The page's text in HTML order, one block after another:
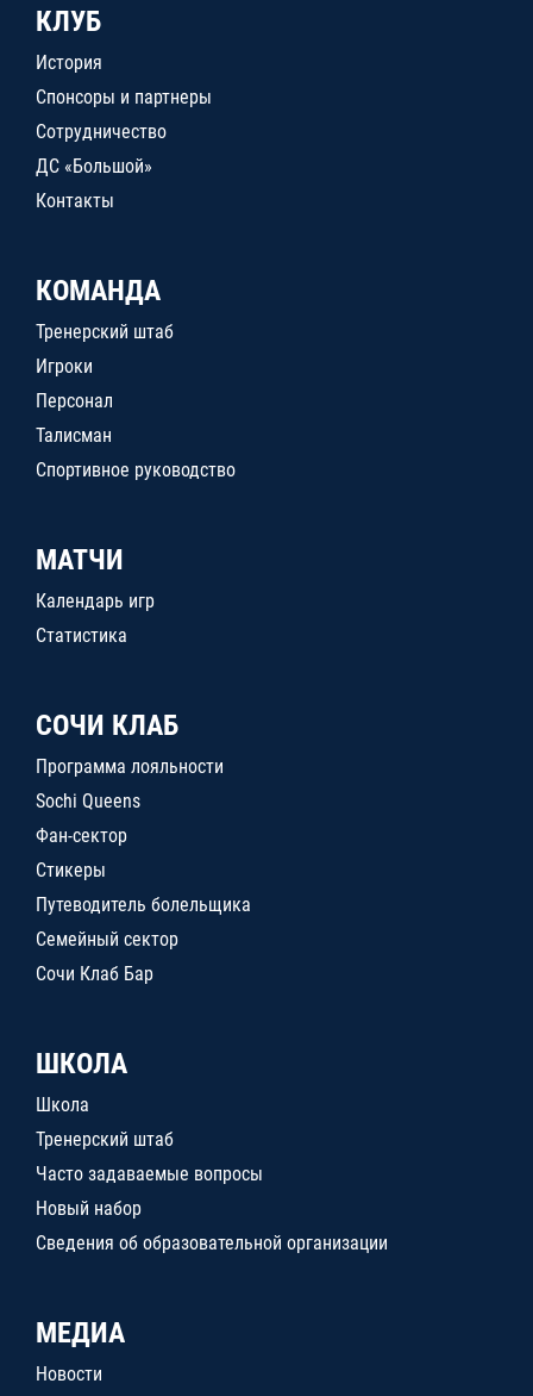
КЛУБ
История
Спонсоры и партнеры
Сотрудничество
ДС «Большой»
Контакты
КОМАНДА
Тренерский штаб
Игроки
Персонал
Талисман
Спортивное руководство
МАТЧИ
Календарь игр
Статистика
СОЧИ КЛАБ
Программа лояльности
Sochi Queens
Фан-сектор
Стикеры
Путеводитель болельщика
Семейный сектор
Сочи Клаб Бар
ШКОЛА
Школа
Тренерский штаб
Часто задаваемые вопросы
Новый набор
Сведения об образовательной организации
МЕДИА
Новости